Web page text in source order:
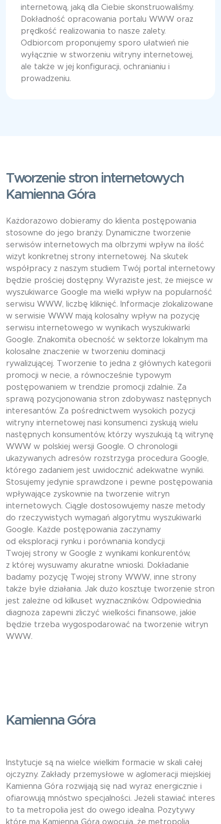
internetową, jaką dla Ciebie skonstruowaliśmy.
Dokładność opracowania portalu WWW oraz
prędkość realizowania to nasze zalety.
Odbiorcom proponujemy sporo ułatwień nie
wyłącznie w stworzeniu witryny internetowej,
ale także w jej konfiguracji, ochranianiu i
prowadzeniu.
Tworzenie stron internetowych
Kamienna Góra
Każdorazowo dobieramy do klienta postępowania
stosowne do jego branży. Dynamiczne tworzenie
serwisów internetowych ma olbrzymi wpływ na ilość
wizyt konkretnej strony internetowej. Na skutek
współpracy z naszym studiem Twój portal internetowy
będzie prościej dostępny. Wyraziste jest, że miejsce w
wyszukiwarce Google ma wielki wpływ na popularność
serwisu WWW, liczbę kliknięć. Informacje zlokalizowane
w serwisie WWW mają kolosalny wpływ na pozycję
serwisu internetowego w wynikach wyszukiwarki
Google. Znakomita obecność w sektorze lokalnym ma
kolosalne znaczenie w tworzeniu dominacji
rywalizującej. Tworzenie to jedna z głównych kategorii
promocji w necie, a równocześnie typowym
postępowaniem w trendzie promocji zdalnie. Za
sprawą pozycjonowania stron zdobywasz następnych
interesantów. Za pośrednictwem wysokich pozycji
witryny internetowej nasi konsumenci zyskują wielu
następnych konsumentów, którzy wyszukują tą witrynę
WWW w polskiej wersji Google. O chronologii
ukazywanych adresów rozstrzyga procedura Google,
którego zadaniem jest uwidocznić adekwatne wyniki.
Stosujemy jedynie sprawdzone i pewne postępowania
wpływające zyskownie na tworzenie witryn
internetowych. Ciągle dostosowujemy nasze metody
do rzeczywistych wymagań algorytmu wyszukiwarki
Google. Każde postępowania zaczynamy
od eksploracji rynku i porównania kondycji
Twojej strony w Google z wynikami konkurentów,
z której wysuwamy akuratne wnioski. Dokładanie
badamy pozycję Twojej strony WWW, inne strony
także byłe działania. Jak dużo kosztuje tworzenie stron
jest zależne od kilkuset wyznaczników. Odpowiednia
diagnoza zapewni zliczyć wielkości finansowe, jakie
będzie trzeba wygospodarować na tworzenie witryn
WWW.
Kamienna Góra
Instytucje są na wielce wielkim formacie w skali całej
ojczyzny. Zakłady przemysłowe w aglomeracji miejskiej
Kamienna Góra rozwijają się nad wyraz energicznie i
ofiarowują mnóstwo specjalności. Jeżeli stawiać interes
to ta metropolia jest do owego idealna. Pozytywy
które ma Kamienna Góra owocują, że metropolia